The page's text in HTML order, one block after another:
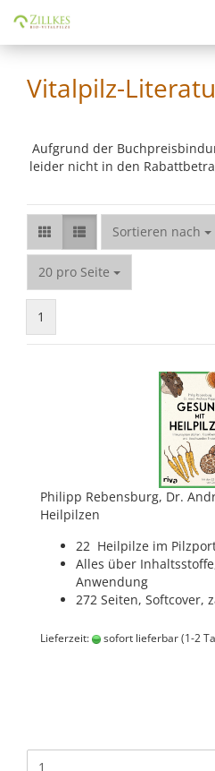
Vitalpilz-
Aufgrund der
leider nicht in den
Sortieren nach
Sortieren nach
20 pro Seite
pro Seite
1
Philipp Rebensburg, Dr.
Heilpilzen
22 Heilpilze im
Alles über
Anwendung
272 Seiten, Softcover,
Lieferzeit: sofort lieferbar (1-2